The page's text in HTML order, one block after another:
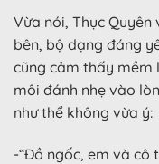
Vừa nói, Thục
bên, bộ dạng đáng
cũng cảm thấy mềm
môi đánh nhẹ vào
như thể không vừa ý:
-“Đồ ngốc, em và cô